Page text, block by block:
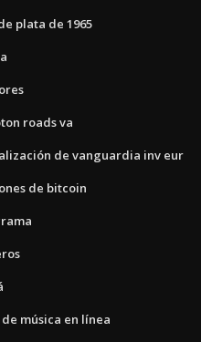
plata de 1965
roads va
de vanguardia inv eur
de bitcoin
música en línea